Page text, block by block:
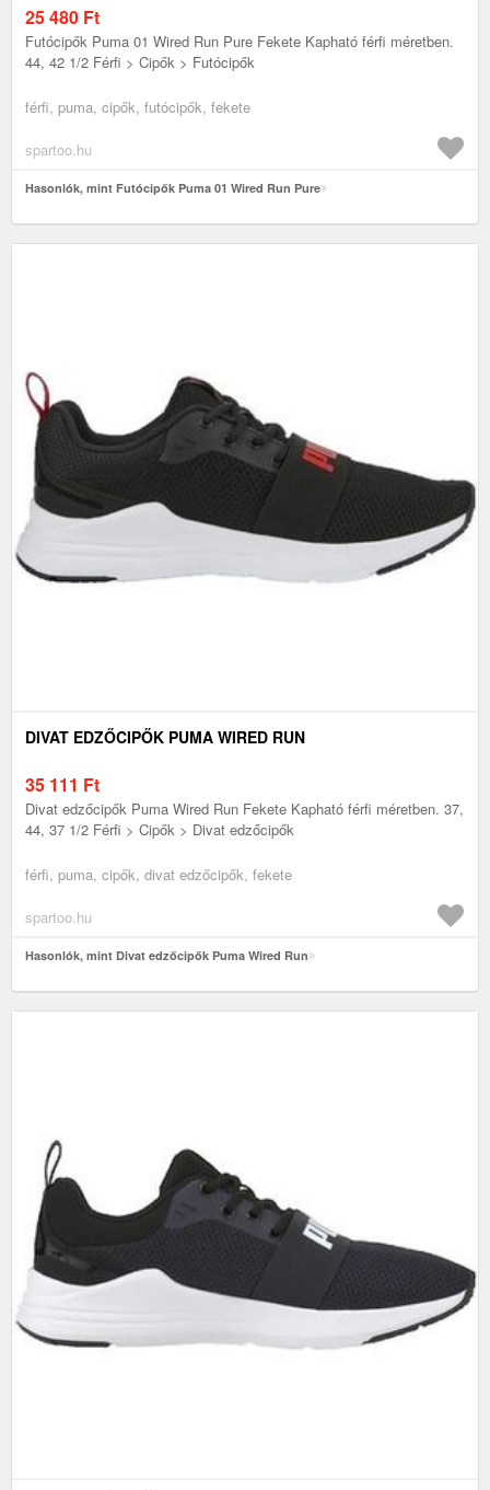
25 480 Ft
Futócipők Puma 01 Wired Run Pure Fekete Kapható férfi méretben.
44, 42 1/2 Férfi > Cipők > Futócipők
férfi, puma, cipők, futócipők, fekete
spartoo.hu
Hasonlók, mint Futócipők Puma 01 Wired Run Pure
DIVAT EDZŐCIPŐK PUMA WIRED RUN
35 111 Ft
Divat edzőcipők Puma Wired Run Fekete Kapható férfi méretben. 37,
44, 37 1/2 Férfi > Cipők > Divat edzőcipők
férfi, puma, cipők, divat edzőcipők, fekete
spartoo.hu
Hasonlók, mint Divat edzőcipők Puma Wired Run